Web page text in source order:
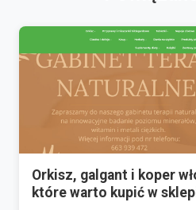
Orkisz, galgant i koper
które warto kupić w